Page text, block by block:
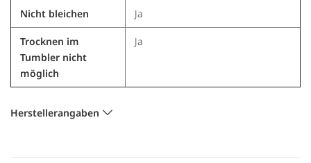
Nicht bleichen Ja
Trocknen im
Tumbler nicht
möglich
Ja
Herstellerangaben